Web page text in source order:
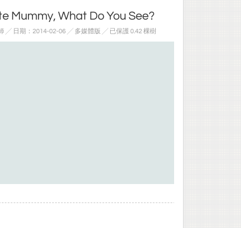
Mummy, What Do You See?
╱ 日期：2014-02-06 ╱ 多媒體版 ╱ 已保護 0.42 棵樹